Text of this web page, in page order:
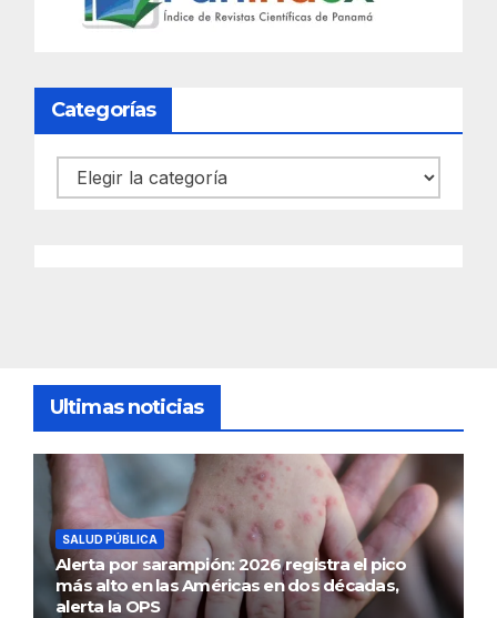
Categorías
Categorías
Ultimas noticias
SALUD PÚBLICA
Alerta por sarampión: 2026 registra el pico
más alto en las Américas en dos décadas,
alerta la OPS